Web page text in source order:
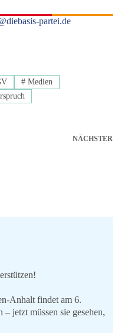
partei.de
# Medien
NÄCHSTER
Anhalt findet am 6.
– jetzt müssen sie gesehen,